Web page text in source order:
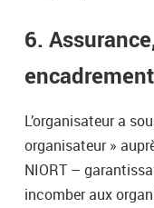
6.
encadrement
L’organisateur a
organisateur »
NIORT –
incomber aux